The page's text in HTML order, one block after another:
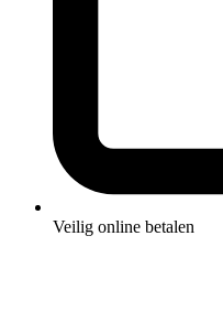
Veilig online betalen